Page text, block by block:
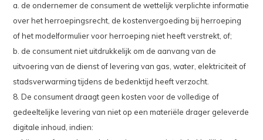
a. de ondernemer de consument de wettelijk verplichte informatie
over het herroepingsrecht, de kostenvergoeding bij herroeping
of het modelformulier voor herroeping niet heeft verstrekt, of;
b. de consument niet uitdrukkelijk om de aanvang van de
uitvoering van de dienst of levering van gas, water, elektriciteit of
stadsverwarming tijdens de bedenktijd heeft verzocht.
8. De consument draagt geen kosten voor de volledige of
gedeeltelijke levering van niet op een materiële drager geleverde
digitale inhoud, indien: